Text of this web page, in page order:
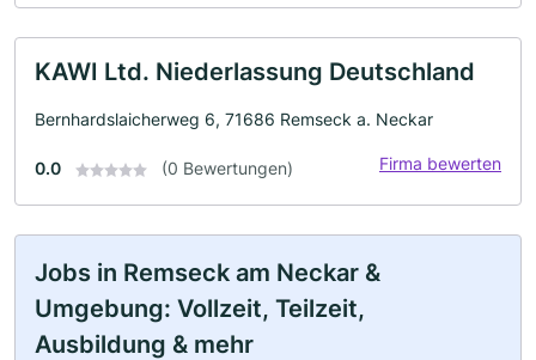
KAWI Ltd. Niederlassung Deutschland
Bernhardslaicherweg 6, 71686 Remseck a. Neckar
0.0 (0 Bewertungen) Firma bewerten
Jobs in Remseck am Neckar &
Umgebung: Vollzeit, Teilzeit,
Ausbildung & mehr